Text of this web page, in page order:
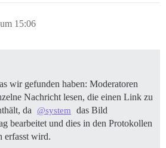
15:06
wir gefunden haben: Moderatoren
Nachricht lesen, die einen Link zu
da
@system
das Bild
bearbeitet und dies in den Protokollen
erfasst wird.